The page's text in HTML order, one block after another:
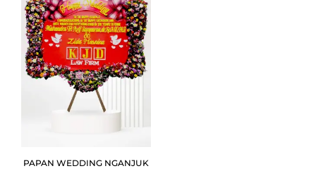
PAPAN WEDDING NGANJUK